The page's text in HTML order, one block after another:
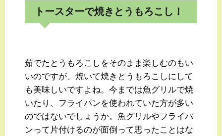
トースターで焼きとうもろこし！
茹でたとうもろこしをそのまま楽しむのもい
いのですが、焼いて焼きとうもろこしにして
も美味しいですよね。今までは魚グリルで焼
いたり、フライパンを使われていた方が多い
のではないでしょうか。魚グリルやフライパ
ンって片付けるのが面倒って思ったことはな